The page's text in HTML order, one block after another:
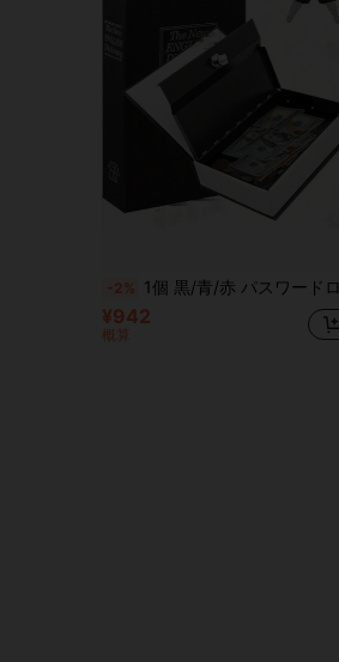
-2% 1個 黒/青/赤 パスワードロック式本型貯金箱、サイズ:18.5 * 12 * 5.5cm、現金、宝石、パスポートなどの貴重品を保管できます
¥942
概算